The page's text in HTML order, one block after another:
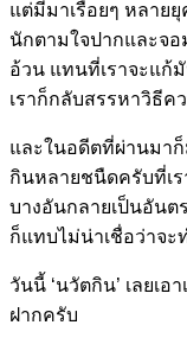
แต่มีมาเรื่อยๆ หลาย
นักตามใจปากและจ
อ้วน แทนที่เราจะแก้
เราก็กลับสรรหาวิธี
และในอดีตที่ผ่านมา
กินหลายชนืดครับที่เ
บางอันกลายเป็นอัน
ก็แทบไม่น่าเชื่อว่าจะ
วันนี้ ‘นวัตกิน’ เลยเ
ฝากครับ